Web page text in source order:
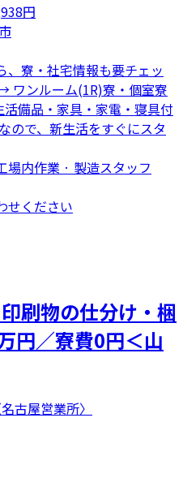
円
、寮・社宅情報も要チェッ
ワンルーム(1R)寮・個室寮
備品・家具・家電・寝具付
ので、新生活をすぐにスタ
場内作業 · 製造スタッフ
せください
刷物の仕分け・梱
円／寮費0円＜山
古屋営業所〉